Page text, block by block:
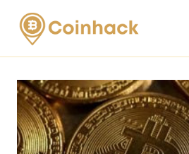
Skip
content